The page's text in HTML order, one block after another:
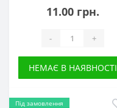
11.00 грн.
- +
НЕМАЄ В НАЯВНОСТІ
Під замовлення